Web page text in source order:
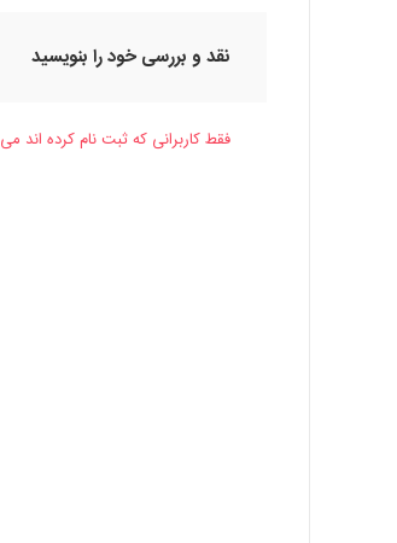
نقد و بررسی خود را بنویسید
فقط کاربرانی که ثبت نام کرده اند